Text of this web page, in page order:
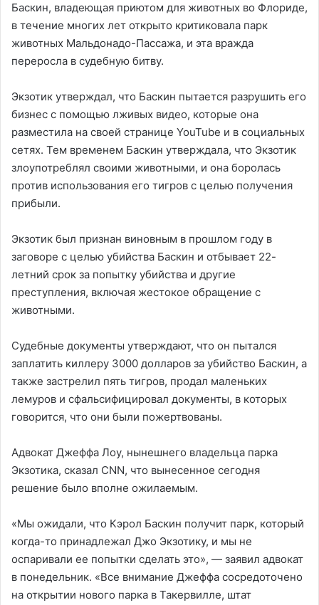
Баскин, владеющая приютом для животных во Флориде,
в течение многих лет открыто критиковала парк
животных Мальдонадо-Пассажа, и эта вражда
переросла в судебную битву.
Экзотик утверждал, что Баскин пытается разрушить его
бизнес с помощью лживых видео, которые она
разместила на своей странице YouTube и в социальных
сетях. Тем временем Баскин утверждала, что Экзотик
злоупотреблял своими животными, и она боролась
против использования его тигров с целью получения
прибыли.
Экзотик был признан виновным в прошлом году в
заговоре с целью убийства Баскин и отбывает 22-
летний срок за попытку убийства и другие
преступления, включая жестокое обращение с
животными.
Судебные документы утверждают, что он пытался
заплатить киллеру 3000 долларов за убийство Баскин, а
также застрелил пять тигров, продал маленьких
лемуров и сфальсифицировал документы, в которых
говорится, что они были пожертвованы.
Адвокат Джеффа Лоу, нынешнего владельца парка
Экзотика, сказал CNN, что вынесенное сегодня
решение было вполне ожилаемым.
«Мы ожидали, что Кэрол Баскин получит парк, который
когда-то принадлежал Джо Экзотику, и мы не
оспаривали ее попытки сделать это», — заявил адвокат
в понедельник. «Все внимание Джеффа сосредоточено
на открытии нового парка в Такервилле, штат